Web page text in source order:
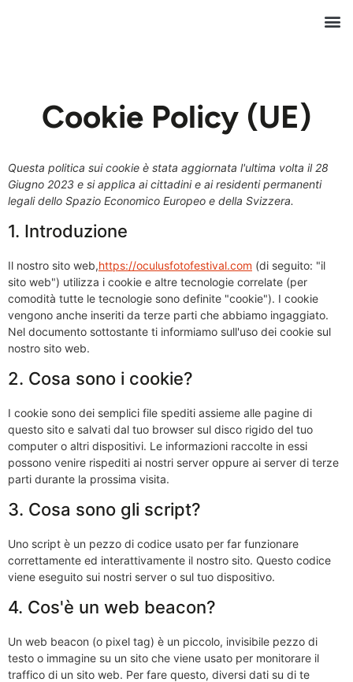
Cookie Policy (UE)
Questa politica sui cookie è stata aggiornata l'ultima volta il 28
Giugno 2023 e si applica ai cittadini e ai residenti permanenti
legali dello Spazio Economico Europeo e della Svizzera.
1. Introduzione
Il nostro sito web,https://oculusfotofestival.com (di seguito: "il
sito web") utilizza i cookie e altre tecnologie correlate (per
comodità tutte le tecnologie sono definite "cookie"). I cookie
vengono anche inseriti da terze parti che abbiamo ingaggiato.
Nel documento sottostante ti informiamo sull'uso dei cookie sul
nostro sito web.
2. Cosa sono i cookie?
I cookie sono dei semplici file spediti assieme alle pagine di
questo sito e salvati dal tuo browser sul disco rigido del tuo
computer o altri dispositivi. Le informazioni raccolte in essi
possono venire rispediti ai nostri server oppure ai server di terze
parti durante la prossima visita.
3. Cosa sono gli script?
Uno script è un pezzo di codice usato per far funzionare
correttamente ed interattivamente il nostro sito. Questo codice
viene eseguito sui nostri server o sul tuo dispositivo.
4. Cos'è un web beacon?
Un web beacon (o pixel tag) è un piccolo, invisibile pezzo di
testo o immagine su un sito che viene usato per monitorare il
traffico di un sito web. Per fare questo, diversi dati su di te